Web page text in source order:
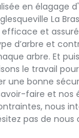
en élagage
La
et
d’arbre et
arbre. Et
le travail
une bonne
faire et nos
nous
pas de